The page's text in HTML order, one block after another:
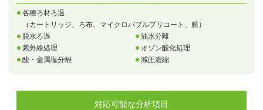
各種ろ材ろ過
（カートリッジ、ろ布、マイクロバブルプリコート、膜）
脱水ろ過
油水分離
紫外線処理
オゾン酸化処理
酸・金属塩分離
減圧濃縮
対応可能な分析項目